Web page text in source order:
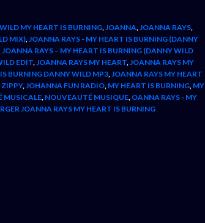
MY HEART IS BURNING,JOANNA,JOANNA RAYS,
MIX),JOANNA RAYS - MY HEART IS BURNING (DANNY
JOANNA RAYS – MY HEART IS BURNING (DANNY WILD
EDIT,JOANNA RAYS MY HEART,JOANNA RAYS MY
BURNING DANNY WILD MP3,JOANNA RAYS MY HEART
,JOHANNA FUN RADIO, MY HEART IS BURNING, MY
MUSICALE, NOUVEAUTÉ MUSIQUE, OANNA RAYS - MY
JOANNA RAYS MY HEART IS BURNING